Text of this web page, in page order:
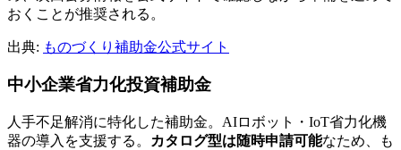
おくことが推奨される。
出典: ものづくり補助金公式サイト
中小企業省力化投資補助金
人手不足解消に特化した補助金。AIロボット・IoT省力化機
器の導入を支援する。
カタログ型は随時申請可能なため、も